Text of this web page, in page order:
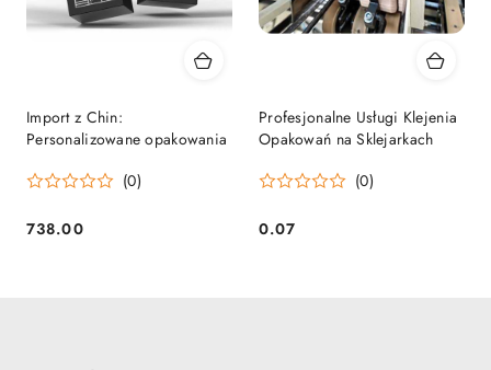
Import z Chin:
Personalizowane opakowania
(0)
Cena:
738.00
Profesjonalne Usługi Klejenia
Opakowań na Sklejarkach
(0)
Cena:
0.07